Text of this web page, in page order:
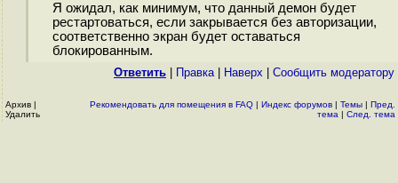
Я ожидал, как минимум, что данный демон будет
рестартоваться, если закрывается без авторизации,
соответственно экран будет оставаться
блокированным.
Ответить Правка| Наверх Cообщить модератору
Архив |
Удалить
Рекомендовать для помещения в FAQ | Индекс форумов | Темы | Пред.
тема | След. тема